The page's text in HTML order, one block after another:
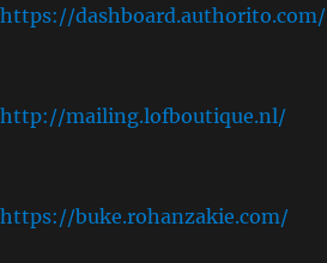
https://dashboard.authorito.com/
http://mailing.lofboutique.nl/
https://buke.rohanzakie.com/